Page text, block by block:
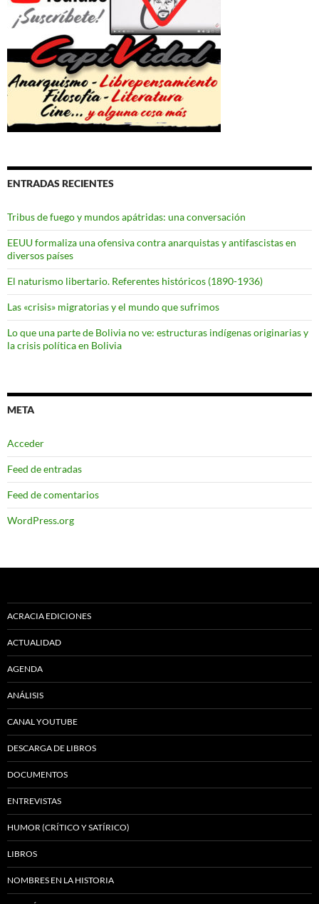
ENTRADAS RECIENTES
Tribus de fuego y mundos apátridas: una conversación
EEUU formaliza una ofensiva contra anarquistas y antifascistas en
diversos países
El naturismo libertario. Referentes históricos (1890-1936)
Las «crisis» migratorias y el mundo que sufrimos
Lo que una parte de Bolivia no ve: estructuras indígenas originarias y
la crisis política en Bolivia
META
Acceder
Feed de entradas
Feed de comentarios
WordPress.org
ACRACIA EDICIONES
ACTUALIDAD
AGENDA
ANÁLISIS
CANAL YOUTUBE
DESCARGA DE LIBROS
DOCUMENTOS
ENTREVISTAS
HUMOR (CRÍTICO Y SATÍRICO)
LIBROS
NOMBRES EN LA HISTORIA